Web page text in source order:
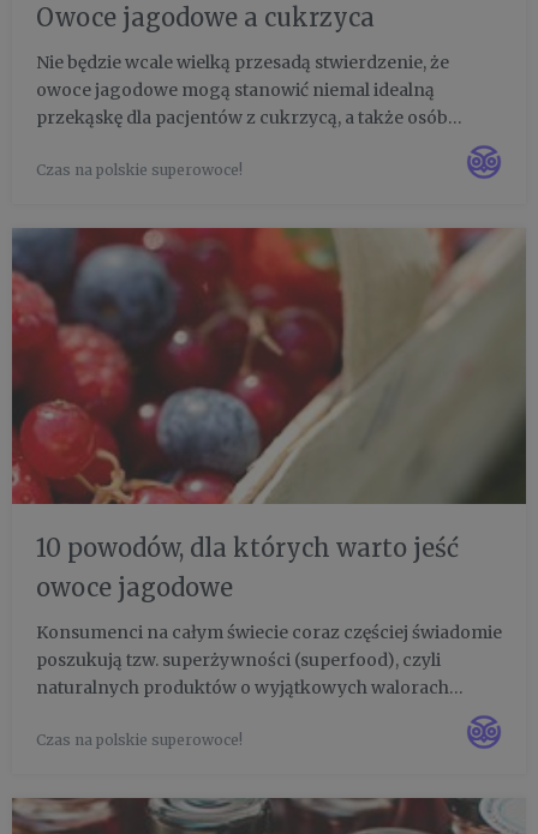
Owoce jagodowe a cukrzyca
Nie będzie wcale wielką przesadą stwierdzenie, że
owoce jagodowe mogą stanowić niemal idealną
przekąskę dla pacjentów z cukrzycą, a także osób
insulinoopornością i tzw. stanem przedcukrzycowym.
Czas na polskie superowoce!
10 powodów, dla których warto jeść
owoce jagodowe
Konsumenci na całym świecie coraz częściej świadomie
poszukują tzw. superżywności (superfood), czyli
naturalnych produktów o wyjątkowych walorach
odżywczych i zdrowotnych. I tak np. Azjaci sięgają po
imbir, kurkumę i goji, a Latynosi po nasiona chia,
Czas na polskie superowoce!